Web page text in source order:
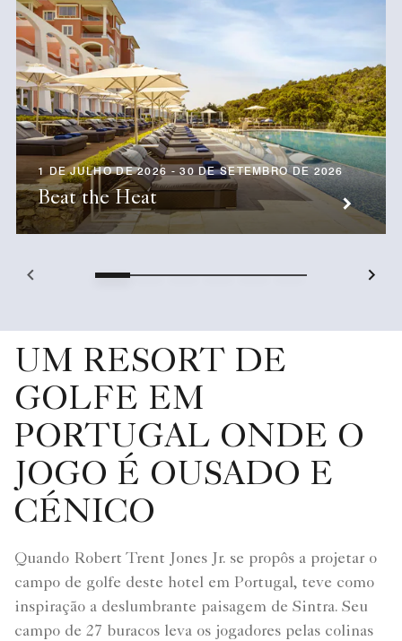
1 DE JULHO DE 2026 - 30 DE SETEMBRO DE 2026
Beat the Heat
UM RESORT DE
GOLFE EM
PORTUGAL ONDE O
JOGO É OUSADO E
CÉNICO
Quando Robert Trent Jones Jr. se propôs a projetar o
campo de golfe deste hotel em Portugal, teve como
inspiração a deslumbrante paisagem de Sintra. Seu
campo de 27 buracos leva os jogadores pelas colinas